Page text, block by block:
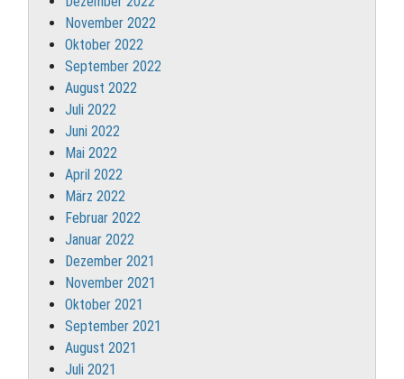
November 2022
Oktober 2022
September 2022
August 2022
Juli 2022
Juni 2022
Mai 2022
April 2022
März 2022
Februar 2022
Januar 2022
Dezember 2021
November 2021
Oktober 2021
September 2021
August 2021
Juli 2021